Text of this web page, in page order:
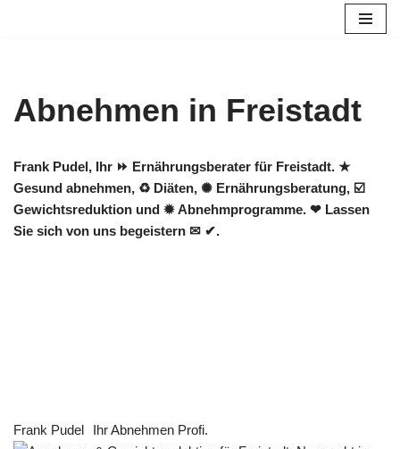
Abnehmen in Freistadt
Frank Pudel, Ihr ⏩ Ernährungsberater für Freistadt. ★
Gesund abnehmen, ♻ Diäten, ✺ Ernährungsberatung, ☑️
Gewichtsreduktion und ✹ Abnehmprogramme. ❤ Lassen
Sie sich von uns begeistern ✉ ✔.
Frank Pudel Ihr Abnehmen Profi.